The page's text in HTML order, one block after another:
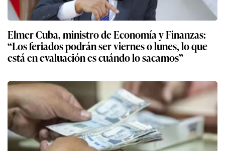
Elmer Cuba, ministro de Economía y Finanzas:
“Los feriados podrán ser viernes o lunes, lo que
está en evaluación es cuándo lo sacamos”